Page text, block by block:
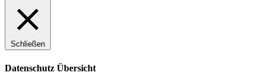
Schließen
Datenschutz Übersicht